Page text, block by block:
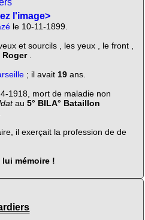
l'image>
le 10-11-1899.
et sourcils , les yeux , le front ,
Roger.
; il avait 19ans.
1918, mort de maladie non
au 5° BILA° Bataillon
il exerçait la profession de de
mémoire !